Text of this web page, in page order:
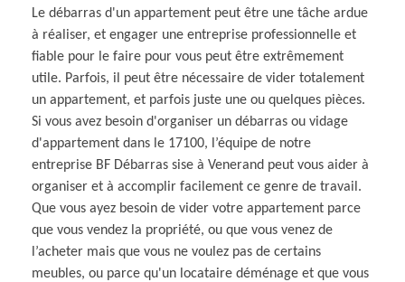
Le débarras d'un appartement peut être une tâche ardue
à réaliser, et engager une entreprise professionnelle et
fiable pour le faire pour vous peut être extrêmement
utile. Parfois, il peut être nécessaire de vider totalement
un appartement, et parfois juste une ou quelques pièces.
Si vous avez besoin d'organiser un débarras ou vidage
d'appartement dans le 17100, l’équipe de notre
entreprise BF Débarras sise à Venerand peut vous aider à
organiser et à accomplir facilement ce genre de travail.
Que vous ayez besoin de vider votre appartement parce
que vous vendez la propriété, ou que vous venez de
l’acheter mais que vous ne voulez pas de certains
meubles, ou parce qu'un locataire déménage et que vous